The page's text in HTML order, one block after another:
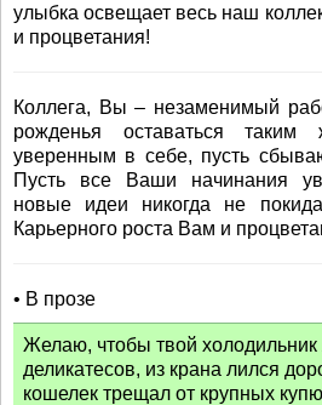
улыбка освещает весь наш
и процветания!
Коллега, Вы – незаменимый
рожденья оставаться таким
уверенным в себе, пусть
Пусть все Ваши начинания
новые идеи никогда не
Карьерного роста Вам и
• В прозе
Желаю, чтобы твой холодильник
деликатесов, из крана лился
кошелек трещал от крупных